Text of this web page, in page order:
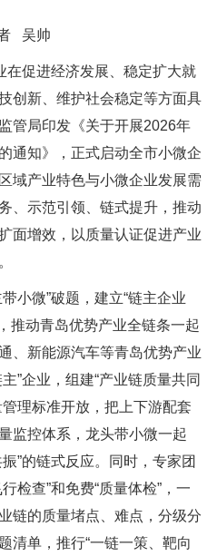
吴帅
促进经济发展、稳定扩大就
创新、维护社会稳定等方面具
管局印发《关于开展2026年
通知》，正式启动全市小微企
域产业特色与小微企业发展需
、示范引领、链式提升，推动
面增效，以质量认证促进产业
小微”破题，建立“链主企业
推动青岛优势产业全链条一起
、新能源汽车等青岛优势产业
”企业，组建“产业链质量共同
理标准开放，把上下游配套
监控体系，龙头带小微一起
”的链式反应。同时，专家团
检查”和免费“质量体检”，一
链的质量堵点、难点，分级分
清单，推行“一链一策、靶向